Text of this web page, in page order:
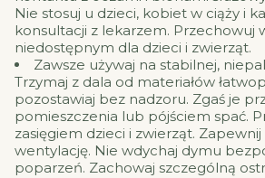
Nie stosuj u dzieci, kobiet w ciąży i
konsultacji z lekarzem. Przechowuj
niedostępnym dla dzieci i zwierząt.
Zawsze używaj na stabilnej,
Trzymaj z dala od materiałów
pozostawiaj bez nadzoru. Zgaś je
pomieszczenia lub pójściem spać.
zasięgiem dzieci i zwierząt.
wentylację. Nie wdychaj dymu
poparzeń. Zachowaj szczególną